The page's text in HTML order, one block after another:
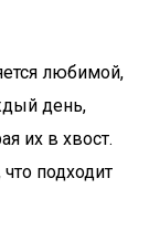
любимой,
день,
их в хвост.
подходит